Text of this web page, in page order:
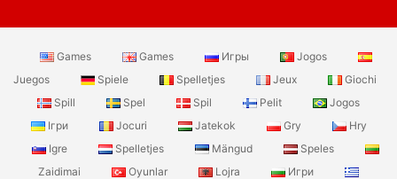
Games Games Игры
Jogos
Juegos
Spiele Spelletjes Jeux
Giochi
Spill
Spel Spil Pelit
Jogos
Ігри
Jocuri Jatekok Gry
Hry
Igre
Spelletjes Mängud
Speles
Zaidimai
Oyunlar Lojra
Игри